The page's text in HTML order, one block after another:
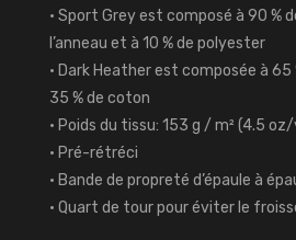
• Sport Grey est composé à 90 %
l’anneau et à 10 % de polyester
• Dark Heather est composée à
35 % de coton
• Poids du tissu: 153 g / m² (4.5 oz/
• Pré-rétréci
• Bande de propreté d’épaule à
• Quart de tour pour éviter le